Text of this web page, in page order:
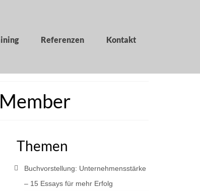
Referenzen
Kontakt
Themen
Buchvorstellung: Unternehmensstärke
– 15 Essays für mehr Erfolg